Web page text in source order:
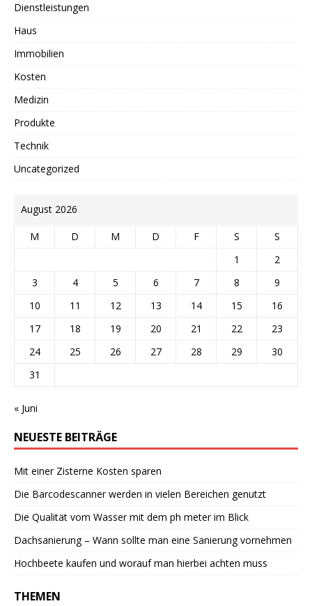
Dienstleistungen
Haus
Immobilien
Kosten
Medizin
Produkte
Technik
Uncategorized
August 2026
M D M D F S
S
1
2
3
4 5 6 7 8
9
10
11 12 13 14 15
16
17
18 19 20 21 22
23
24
25 26 27 28 29
30
31
« Juni
NEUESTE BEITRÄGE
Mit einer Zisterne Kosten sparen
Die Barcodescanner werden in vielen Bereichen genutzt
Die Qualität vom Wasser mit dem ph meter im Blick
Dachsanierung – Wann sollte man eine Sanierung vornehmen
Hochbeete kaufen und worauf man hierbei achten muss
THEMEN